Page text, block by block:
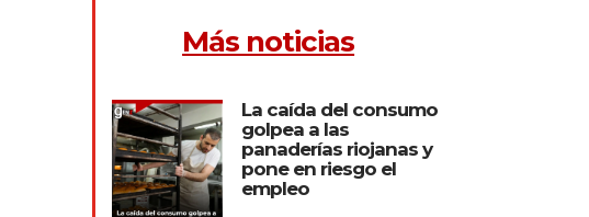
Más noticias
La caída del consumo
golpea a las
panaderías riojanas y
pone en riesgo el
empleo